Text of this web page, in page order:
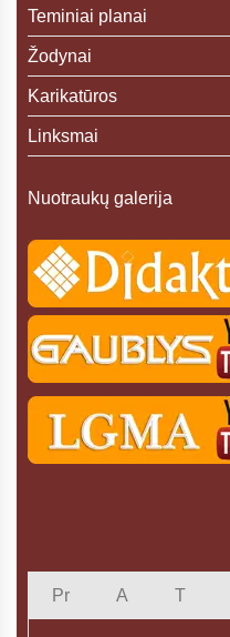
Teminiai planai
Žodynai
Karikatūros
Linksmai
Nuotraukų galerija
Pr A T